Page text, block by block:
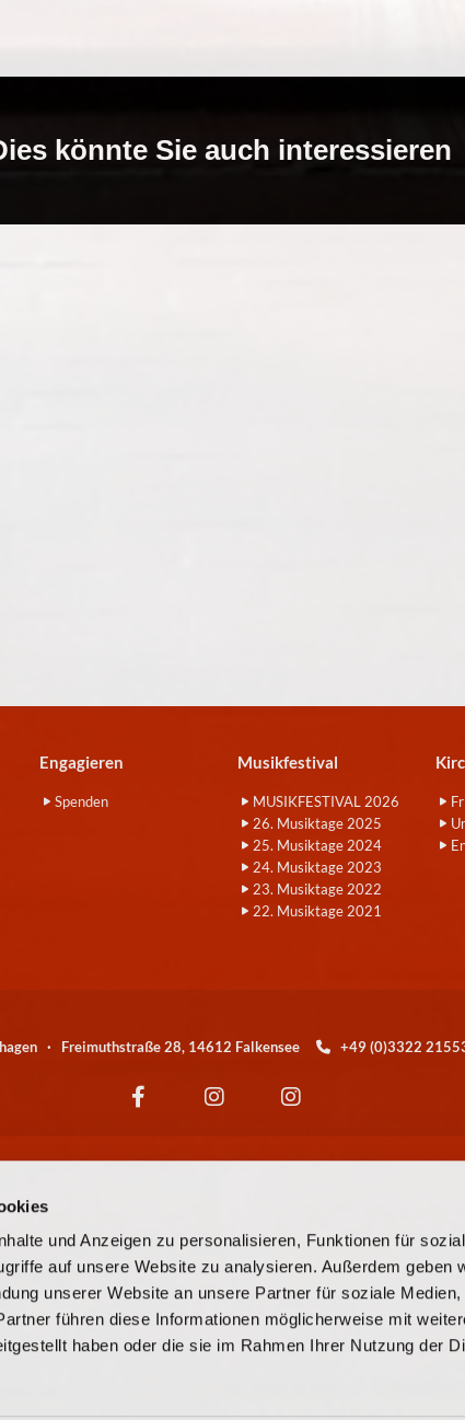
und Anzeigen zu personalisieren, Funktionen für
auf unsere Website zu analysieren. Außerdem geben
unserer Website an unsere Partner für soziale Medien,
führen diese Informationen möglicherweise mit
haben oder die sie im Rahmen Ihrer Nutzung der
könnte Sie auch interessieren
Engagieren
Spenden
Musikfestival
MUSIKFESTIVAL 2026
26. Musiktage 2025
25. Musiktage 2024
24. Musiktage 2023
23. Musiktage 2022
22. Musiktage 2021
· Freimuthstraße 28, 14612 Falkensee  +49 (0)3322
© EKBO
© Evangelische Kirchengemeinde Falkensee-Falkenhagen
Cookie-Richtlinie